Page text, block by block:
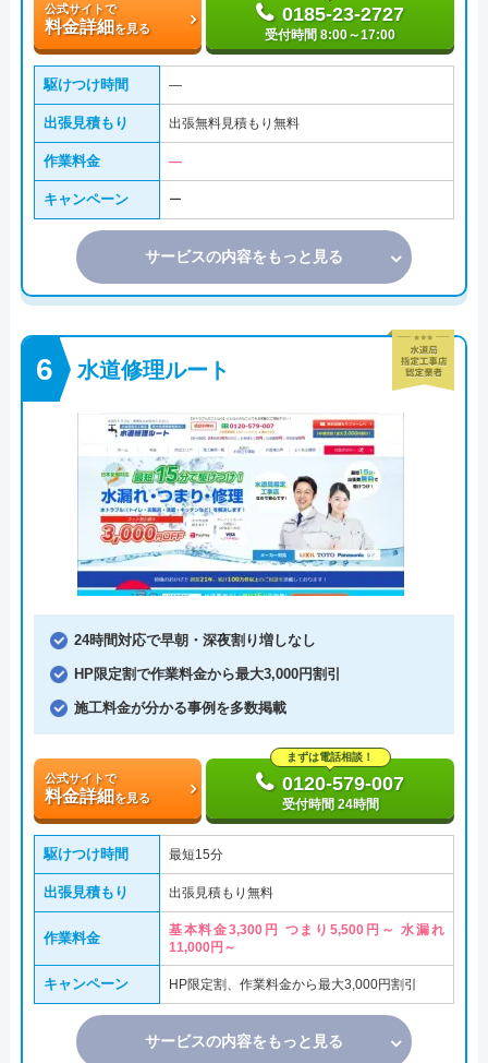
公式サイトで
料金詳細を見る
0185-23-2727
受付時間 8:00～17:00
駆けつけ時間 ―
出張見積もり 出張無料見積もり無料
作業料金 ―
キャンペーン ー
サービスの内容をもっと見る
水道修理ルート
24時間対応で早朝・深夜割り増しなし
HP限定割で作業料金から最大3,000円割引
施工料金が分かる事例を多数掲載
公式サイトで
料金詳細を見る
まずは電話相談！
0120-579-007
受付時間 24時間
駆けつけ時間 最短15分
出張見積もり 出張見積もり無料
作業料金
基本料金3,300円 つまり5,500円～ 水漏れ
11,000円～
キャンペーン HP限定割、作業料金から最大3,000円割引
サービスの内容をもっと見る